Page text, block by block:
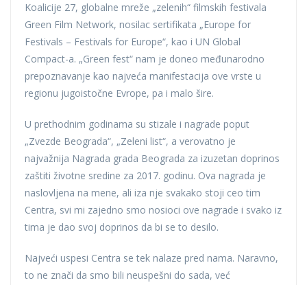
Koalicije 27, globalne mreže „zelenih“ filmskih festivala
Green Film Network, nosilac sertifikata „Europe for
Festivals – Festivals for Europe“, kao i UN Global
Compact-a. „Green fest“ nam je doneo međunarodno
prepoznavanje kao najveća manifestacija ove vrste u
regionu jugoistočne Evrope, pa i malo šire.
U prethodnim godinama su stizale i nagrade poput
„Zvezde Beograda“, „Zeleni list“, a verovatno je
najvažnija Nagrada grada Beograda za izuzetan doprinos
zaštiti životne sredine za 2017. godinu. Ova nagrada je
naslovljena na mene, ali iza nje svakako stoji ceo tim
Centra, svi mi zajedno smo nosioci ove nagrade i svako iz
tima je dao svoj doprinos da bi se to desilo.
Najveći uspesi Centra se tek nalaze pred nama. Naravno,
to ne znači da smo bili neuspešni do sada, već